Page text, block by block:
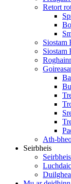
Retort
Siostam
Siostam
Ath-
Seirbheis